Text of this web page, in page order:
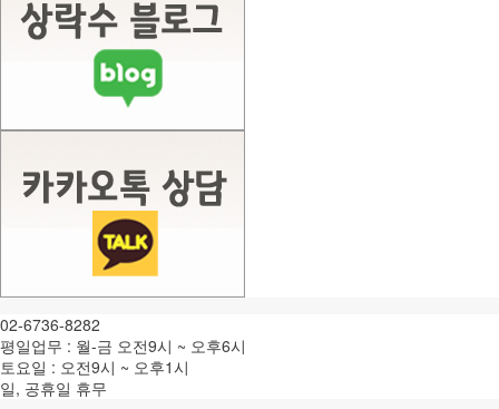
02-6736-8282
평일업무 : 월-금 오전9시 ~ 오후6시
토요일 : 오전9시 ~ 오후1시
일, 공휴일 휴무